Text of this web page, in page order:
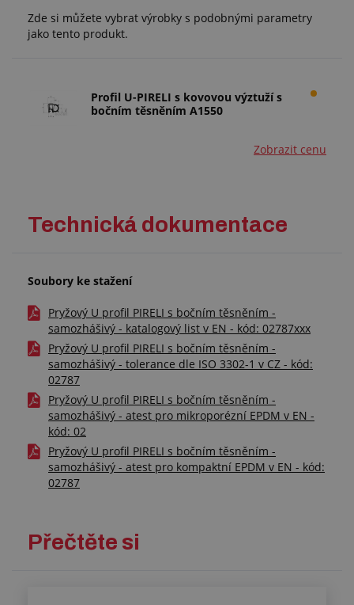
Zde si můžete vybrat výrobky s podobnými parametry
jako tento produkt.
Profil U-PIRELI s kovovou výztuží s
bočním těsněním A1550
Zobrazit cenu
Technická dokumentace
Soubory ke stažení
Pryžový U profil PIRELI s bočním těsněním -
samozhášivý - katalogový list v EN - kód: 02787xxx
Pryžový U profil PIRELI s bočním těsněním -
samozhášivý - tolerance dle ISO 3302-1 v CZ - kód:
02787
Pryžový U profil PIRELI s bočním těsněním -
samozhášivý - atest pro mikroporézní EPDM v EN -
kód: 02
Pryžový U profil PIRELI s bočním těsněním -
samozhášivý - atest pro kompaktní EPDM v EN - kód:
02787
Přečtěte si